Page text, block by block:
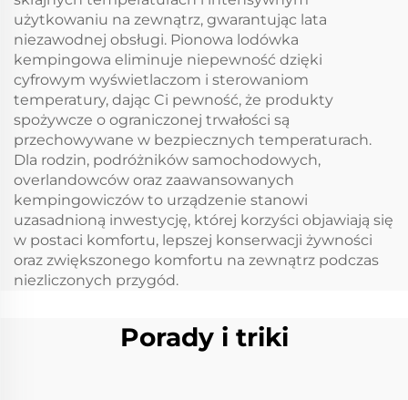
użytkowaniu na zewnątrz, gwarantując lata
niezawodnej obsługi. Pionowa lodówka
kempingowa eliminuje niepewność dzięki
cyfrowym wyświetlaczom i sterowaniom
temperatury, dając Ci pewność, że produkty
spożywcze o ograniczonej trwałości są
przechowywane w bezpiecznych temperaturach.
Dla rodzin, podróżników samochodowych,
overlandowców oraz zaawansowanych
kempingowiczów to urządzenie stanowi
uzasadnioną inwestycję, której korzyści objawiają się
w postaci komfortu, lepszej konserwacji żywności
oraz zwiększonego komfortu na zewnątrz podczas
niezliczonych przygód.
Porady i triki